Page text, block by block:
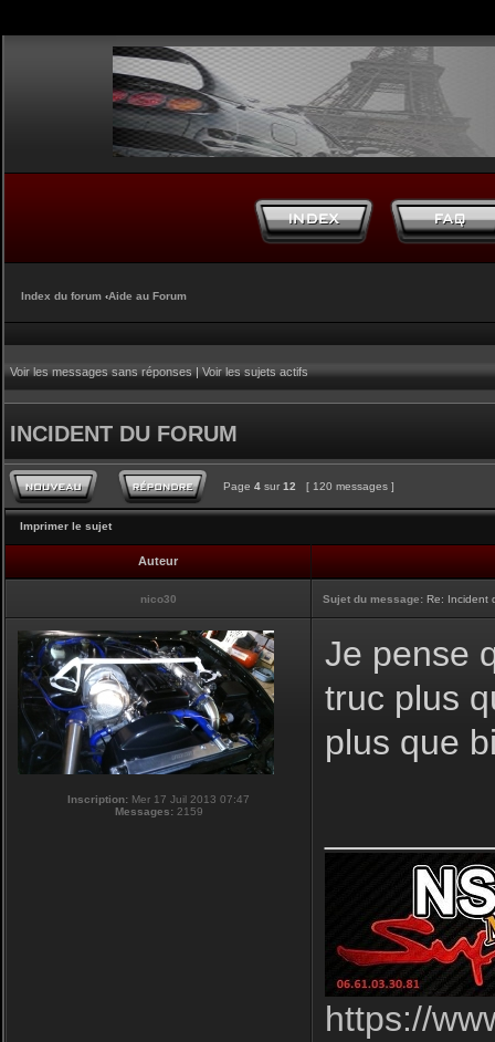
Index du forum ‹Aide au Forum
Voir les messages sans réponses|Voir les sujets actifs
INCIDENT DU FORUM
Page 4 sur 12 [ 120 messages ]
Imprimer le sujet
Auteur
nico30 Sujet du message: Re: Incident
Inscription: Mer 17 Juil 2013 07:47
Messages:2159
Je pense
truc plus
plus que
https://